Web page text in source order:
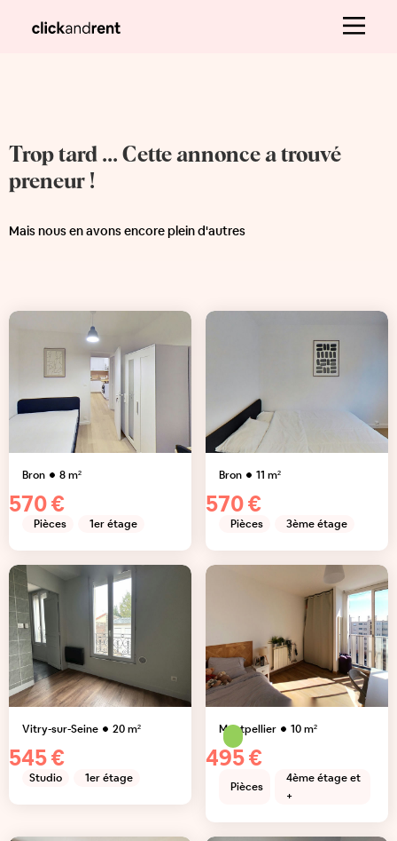
Trop tard ... Cette annonce a trouvé
preneur !
Mais nous en avons encore plein d'autres
Bron 8m²
570 €
Pièces 1er étage
Bron 11 m²
570 €
Pièces 3ème étage
Vitry-sur-Seine 20m²
545 €
Studio 1er étage
Montpellier 10m²
495 €
Pièces
4ème étage et
+